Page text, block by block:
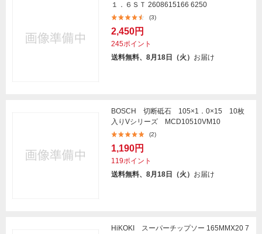
１．６ＳＴ 2608615166 6250
(3)
2,450円
245ポイント
送料無料、8月18日（火） お届け
BOSCH 切断砥石 105×1．0×15 10枚
入りVシリーズ MCD10510VM10
(2)
1,190円
119ポイント
送料無料、8月18日（火） お届け
HiKOKI スーパーチップソー 165MMX20 7